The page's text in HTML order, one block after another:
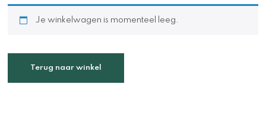
Je winkelwagen is momenteel leeg.
Terug naar winkel